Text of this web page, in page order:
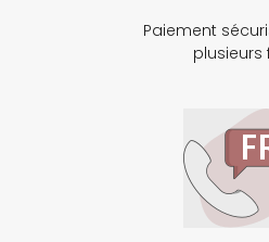
Paiement
plusieurs